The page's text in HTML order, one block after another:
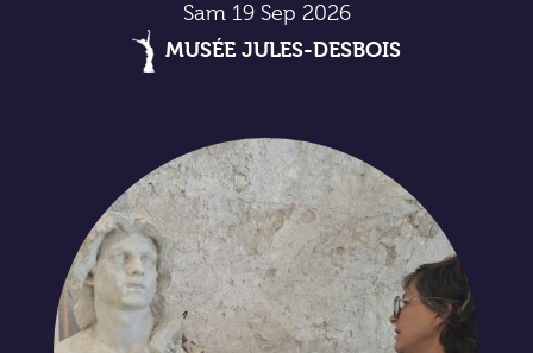
Sam 19 Sep 2026
MUSÉE JULES-DESBOIS